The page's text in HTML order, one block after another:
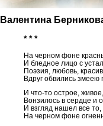
Валентина
* * *
На черном фоне
И бледное лицо с
Поэзия, любовь,
Вдруг обвились змеею
И что-то острое,
Вонзилось в сердце и
И взгляд нашел все то,
На черном фоне